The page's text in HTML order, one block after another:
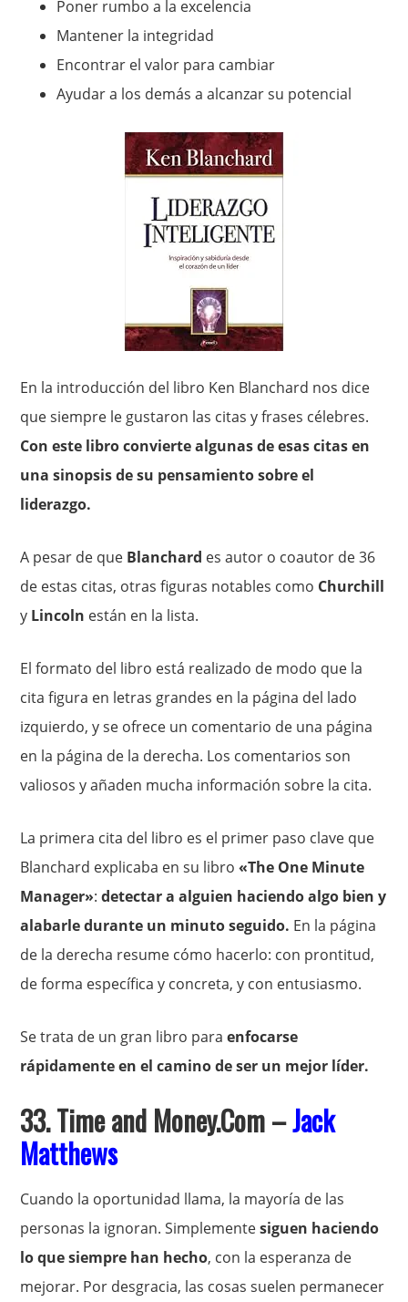
Poner rumbo a la excelencia
Mantener la integridad
Encontrar el valor para cambiar
Ayudar a los demás a alcanzar su potencial
En la introducción del libro Ken Blanchard nos dice
que siempre le gustaron las citas y frases célebres.
Con este libro convierte algunas de esas citas en
una sinopsis de su pensamiento sobre el
liderazgo.
A pesar de que Blanchard es autor o coautor de 36
de estas citas, otras figuras notables como Churchill
y Lincoln están en la lista.
El formato del libro está realizado de modo que la
cita figura en letras grandes en la página del lado
izquierdo, y se ofrece un comentario de una página
en la página de la derecha. Los comentarios son
valiosos y añaden mucha información sobre la cita.
La primera cita del libro es el primer paso clave que
Blanchard explicaba en su libro«The One Minute
Manager»:detectar a alguien haciendo algo bien y
alabarle durante un minuto seguido. En la página
de la derecha resume cómo hacerlo: con prontitud,
de forma específica y concreta, y con entusiasmo.
Se trata de un gran libro paraenfocarse
rápidamente en el camino de ser un mejor líder.
33. Time and Money.Com –Jack
Matthews
Cuando la oportunidad llama, la mayoría de las
personas la ignoran. Simplementesiguen haciendo
lo que siempre han hecho, con la esperanza de
mejorar. Por desgracia, las cosas suelen permanecer